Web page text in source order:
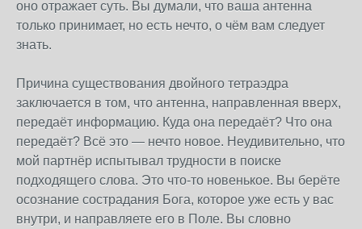
оно отражает суть. Вы думали, что ваша антенна
только принимает, но есть нечто, о чём вам следует
знать.
Причина существования двойного тетраэдра
заключается в том, что антенна, направленная вверх,
передаёт информацию. Куда она передаёт? Что она
передаёт? Всё это — нечто новое. Неудивительно, что
мой партнёр испытывал трудности в поиске
подходящего слова. Это что-то новенькое. Вы берёте
осознание сострадания Бога, которое уже есть у вас
внутри, и направляете его в Поле. Вы словно